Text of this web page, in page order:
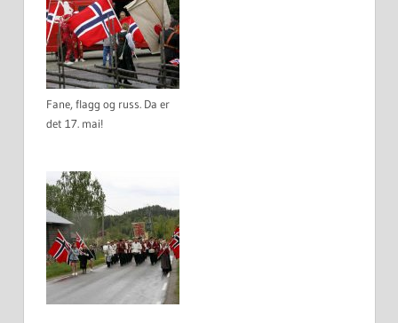
Fane, flagg og russ. Da er
det 17. mai!